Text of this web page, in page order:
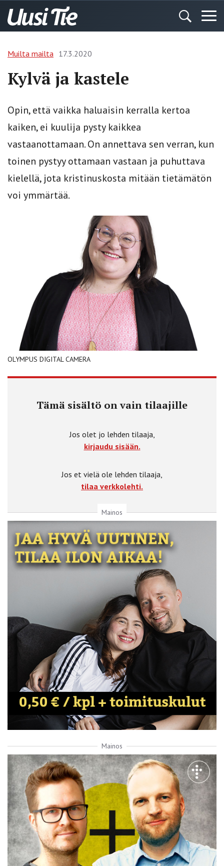
Muilta mailta 17.3.2020
Kylvä ja kastele
Opin, että vaikka haluaisin kerralla kertoa
kaiken, ei kuulija pysty kaikkea
vastaanottamaan. On annettava sen verran, kun
toinen pystyy ottamaan vastaan ja puhuttava
kielellä, jota kristinuskosta mitään tietämätön
voi ymmärtää.
OLYMPUS DIGITAL CAMERA
Tämä sisältö on vain tilaajille
Jos olet jo lehden tilaaja,
kirjaudu sisään.
Jos et vielä ole lehden tilaaja,
tilaa verkkolehti.
Mainos
Mainos